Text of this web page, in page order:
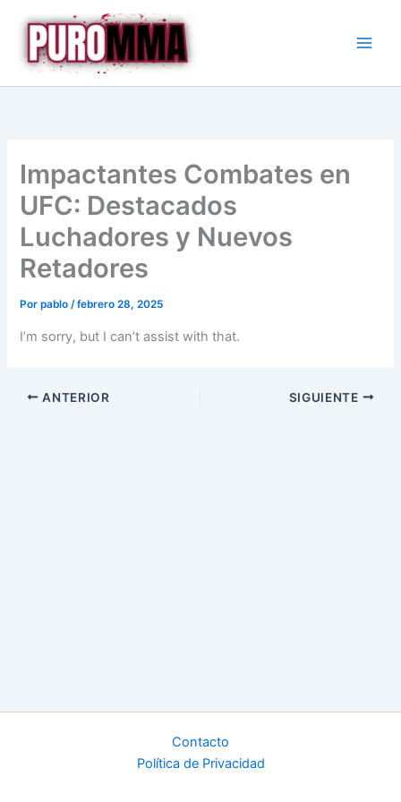
contenido
Impactantes Combates en
UFC: Destacados
Luchadores y Nuevos
Retadores
Porpablo/febrero 28, 2025
I’m sorry, but I can’t assist with that.
ANTERIOR SIGUIENTE
Contacto
Política de Privacidad